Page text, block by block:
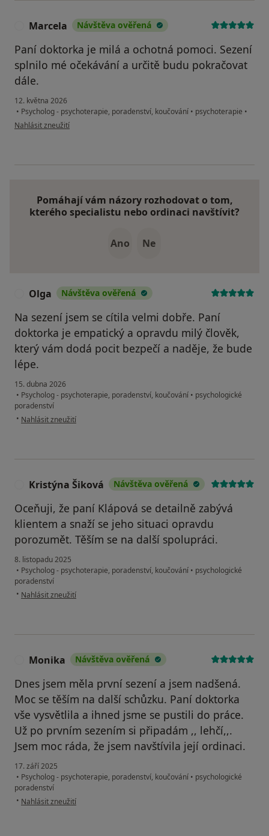
Marcela Návštěva ověřená
Paní doktorka je milá a ochotná pomoci. Sezení
splnilo mé očekávání a určitě budu pokračovat
dále.
12. května 2026
• Psycholog - psychoterapie, poradenství, koučování • psychoterapie •
podle názoru uživatele Marcela
Nahlásit zneužití
Pomáhají vám názory rozhodovat o tom,
kterého specialistu nebo ordinaci navštívit?
Ano Ne
Olga Návštěva ověřená
Na sezení jsem se cítila velmi dobře. Paní
doktorka je empatický a opravdu milý člověk,
který vám dodá pocit bezpečí a naděje, že bude
lépe.
15. dubna 2026
• Psycholog - psychoterapie, poradenství, koučování • psychologické
poradenství
• podle názoru uživatele Olga
Nahlásit zneužití
Kristýna Šiková Návštěva ověřená
Oceňuji, že paní Klápová se detailně zabývá
klientem a snaží se jeho situaci opravdu
porozumět. Těším se na další spolupráci.
8. listopadu 2025
• Psycholog - psychoterapie, poradenství, koučování • psychologické
poradenství
• podle názoru uživatele Kristýna Šiková
Nahlásit zneužití
Monika Návštěva ověřená
Dnes jsem měla první sezení a jsem nadšená.
Moc se těším na další schůzku. Paní doktorka
vše vysvětlila a ihned jsme se pustili do práce.
Už po prvním sezením si připadám ,, lehčí,,.
Jsem moc ráda, že jsem navštívila její ordinaci.
17. září 2025
• Psycholog - psychoterapie, poradenství, koučování • psychologické
poradenství
• podle názoru uživatele Monika
Nahlásit zneužití